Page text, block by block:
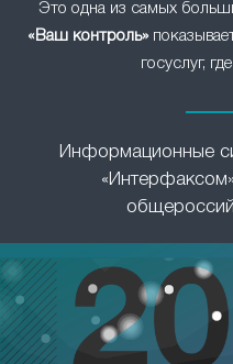
Это одна из самых
«Ваш контроль»
госуслуг,
Информационные